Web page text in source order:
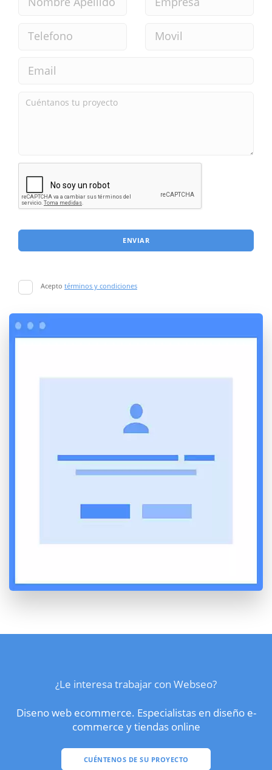
ENVIAR
Acepto términos y condiciones
¿Le interesa trabajar con Webseo?
Diseno web ecommerce. Especialistas en diseño e-
commerce y tiendas online
CUÉNTENOS DE SU PROYECTO